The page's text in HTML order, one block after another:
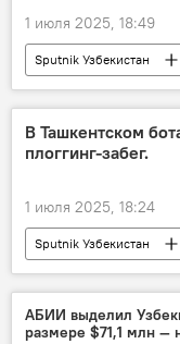
1 июля 2025, 18:49
Sputnik Узбекистан
‍В Ташкентском
плоггинг-забег.
1 июля 2025, 18:24
Sputnik Узбекистан
АБИИ выделил
размере $71,1 млн —